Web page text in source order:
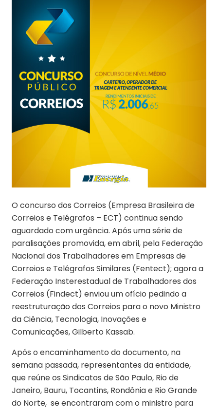
O concurso dos Correios (Empresa Brasileira de
Correios e Telégrafos – ECT) continua sendo
aguardado com urgência. Após uma série de
paralisações promovida, em abril, pela Federação
Nacional dos Trabalhadores em Empresas de
Correios e Telégrafos Similares (Fentect); agora a
Federação Insterestadual de Trabalhadores dos
Correios (Findect) enviou um ofício pedindo a
reestruturação dos Correios para o novo Ministro
da Ciência, Tecnologia, Inovações e
Comunicações, Gilberto Kassab.
Após o encaminhamento do documento, na
semana passada, representantes da entidade,
que reúne os Sindicatos de São Paulo, Rio de
Janeiro, Bauru, Tocantins, Rondônia e Rio Grande
do Norte, se encontraram com o ministro para